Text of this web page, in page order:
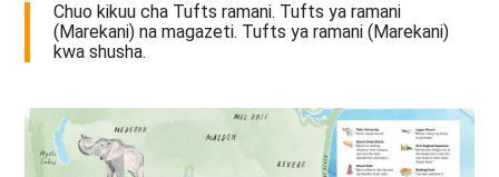
Chuo kikuu cha Tufts ramani. Tufts ya ramani
(Marekani) na magazeti. Tufts ya ramani (Marekani)
kwa shusha.